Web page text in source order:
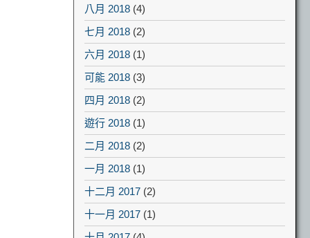
八月 2018 (4)
七月 2018 (2)
六月 2018 (1)
可能 2018 (3)
四月 2018 (2)
遊行 2018 (1)
二月 2018 (2)
一月 2018 (1)
十二月 2017 (2)
十一月 2017 (1)